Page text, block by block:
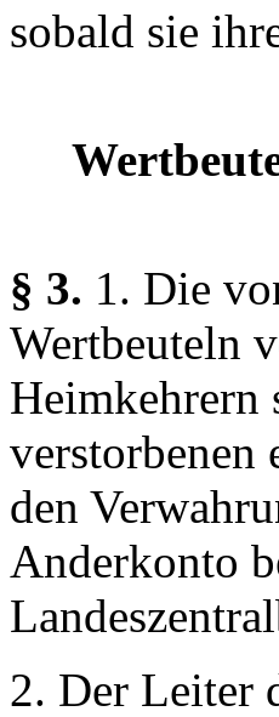
sobald sie
§ 3. 1. Die
Wertbeuteln
Heimkehrern
verstorbenen
den
Anderkonto
2. Der Leiter